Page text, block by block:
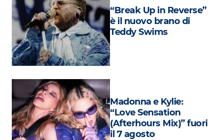
“Break Up in Reverse”
è il nuovo brano di
Teddy Swims
Madonna e Kylie:
“Love Sensation
(Afterhours Mix)” fuori
il 7 agosto